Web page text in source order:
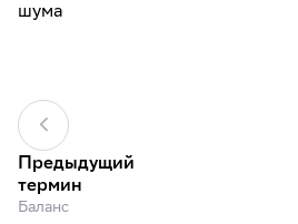
шума
Предыдущий
термин
Баланс